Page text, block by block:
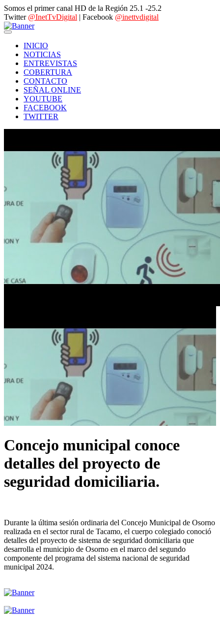
Somos el primer canal HD de la Región 25.1 -25.2
Twitter @InetTvDigital | Facebook @inettvdigital
INICIO
NOTICIAS
ENTREVISTAS
COBERTURA
CONTACTO
SEÑAL ONLINE
YOUTUBE
FACEBOOK
TWITTER
Concejo municipal conoce
detalles del proyecto de
seguridad domiciliaria.
Durante la última sesión ordinaria del Concejo Municipal de Osorno
realizada en el sector rural de Tacamo, el cuerpo colegiado conoció
detalles del proyecto de sistema de seguridad domiciliaria que
desarrolla el municipio de Osorno en el marco del segundo
componente del programa del sistema nacional de seguridad
municipal 2024.